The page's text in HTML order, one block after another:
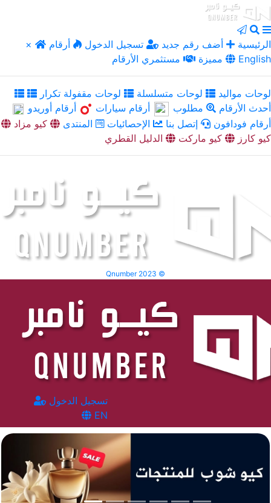
× الرئيسية أضف رقم جديد تسجيل الدخول
أرقام
مميزة
مستثمري الأرقام English
لوحات مواليد لوحات متسلسلة
لوحات مقفولة تكرار
أحدث الأرقام
مطلوب أرقام سيارات
أرقام أوريدو
أرقام فودافون
إتصل بنا الإحصائيات المنتدى
كيو مزاد
كيو كارز
كيو ماركت الدليل القطري
Qnumber 2023 ©
تسجيل الدخول
EN